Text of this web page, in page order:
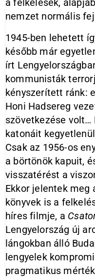
a felkelések,
nemzet normális
1945-ben lehetett
később már
írt
kommunisták
kényszerített ránk:
Honi Hadsereg
szövetkezése volt…
katonáit
Csak az 1956-os
a börtönök kapuit,
visszatérést a
Ekkor jelentek meg
könyvek is a
híres filmje, a
Lengyelország új
lángokban álló
lengyelek
pragmatikus